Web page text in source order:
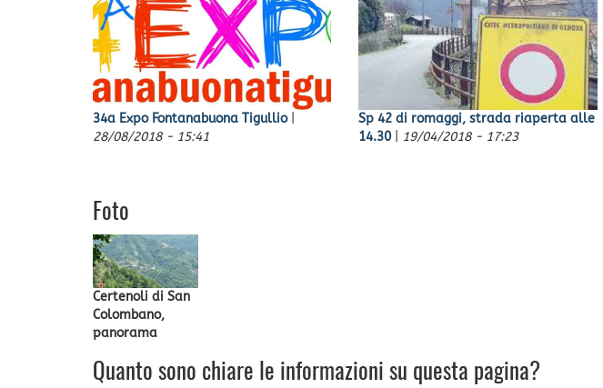
34a Expo Fontanabuona Tigullio
28/08/2018 - 15:41
Sp 42 di romaggi, strada riaperta alle
14.30
19/04/2018 - 17:23
Foto
Certenoli di San
Colombano,
panorama
Quanto sono chiare le informazioni su questa pagina?